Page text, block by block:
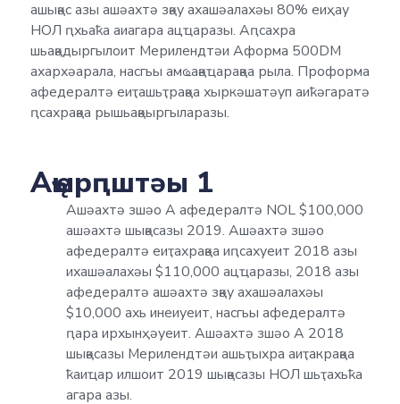
ашықәс азы ашәахтә зқәу ахашәалахәы 80% еиҳау
НОЛ ԥхьаҟа аиагара ацҵаразы. Аԥсахра
шьақәдыргылоит Мерилендтәи Аформа 500DM
ахархәарала, насгьы амҩақәҵарақәа рыла. Проформа
афедералтә еиҭашьҭрақәа хыркәшатәуп аиҟәгаратә
ԥсахрақәа рышьақәыргыларазы.
Аҿырԥштәы 1
Ашәахтә зшәо А афедералтә NOL $100,000
ашәахтә шықәсазы 2019. Ашәахтә зшәо
афедералтә еиҭахрақәа иԥсахуеит 2018 азы
ихашәалахәы $110,000 ацҵаразы, 2018 азы
афедералтә ашәахтә зқәу ахашәалахәы
$10,000 ахь инеиуеит, насгьы афедералтә
ԥара ирхынҳәуеит. Ашәахтә зшәо А 2018
шықәсазы Мерилендтәи ашьҭыхра аиҭакрақәа
ҟаиҵар илшоит 2019 шықәсазы НОЛ шьҭахьҟа
агара азы.